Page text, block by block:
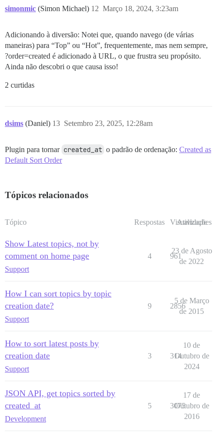
simonmic (Simon Michael) Março 18, 2024, 3:23am
12
Adicionando à diversão: Notei que, quando navego (de várias
maneiras) para “Top” ou “Hot”, frequentemente, mas nem sempre,
?order=created é adicionado à URL, o que frustra seu propósito.
Ainda não descobri o que causa isso!
2 curtidas
dsims (Daniel) Setembro 23, 2025, 12:28am
13
Plugin para tornar created_at o padrão de ordenação: Created as
Default Sort Order
Tópicos relacionados
Tópico Respostas Visualizações
Atividade
Show Latest topics, not by
comment on home page
Support
4 961
23 de Agosto
de 2022
How I can sort topics by topic
creation date?
Support
9 2856
5 de Março
de 2015
How to sort latest posts by
creation date
Support
3 314
10 de
Outubro de
2024
JSON API, get topics sorted by
created_at
Development
5 3075
17 de
Outubro de
2016